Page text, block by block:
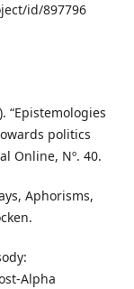
id/897796
“Epistemologies
politics
Online, Nº. 40.
Aphorisms,
Alpha